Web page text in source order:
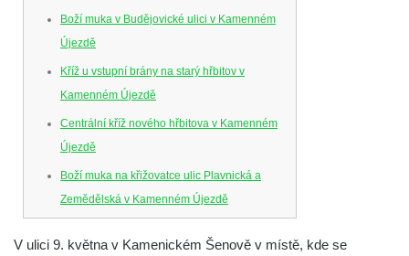
Boží muka v Budějovické ulici v Kamenném
Újezdě
Kříž u vstupní brány na starý hřbitov v
Kamenném Újezdě
Centrální kříž nového hřbitova v Kamenném
Újezdě
Boží muka na křižovatce ulic Plavnická a
Zemědělská v Kamenném Újezdě
v Kamenném Újezdě
V ulici 9. května v Kamenickém Šenově v místě, kde se